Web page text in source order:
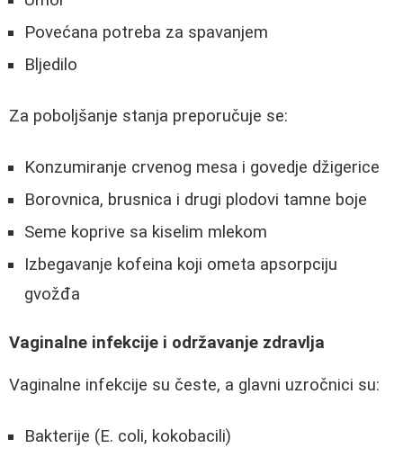
Povećana potreba za spavanjem
Bljedilo
Za poboljšanje stanja preporučuje se:
Konzumiranje crvenog mesa i govedje džigerice
Borovnica, brusnica i drugi plodovi tamne boje
Seme koprive sa kiselim mlekom
Izbegavanje kofeina koji ometa apsorpciju
gvožđa
Vaginalne infekcije i održavanje zdravlja
Vaginalne infekcije su česte, a glavni uzročnici su:
Bakterije (E. coli, kokobacili)